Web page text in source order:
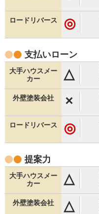
◎
支払いローン
△
×
◎
提案力
△
△